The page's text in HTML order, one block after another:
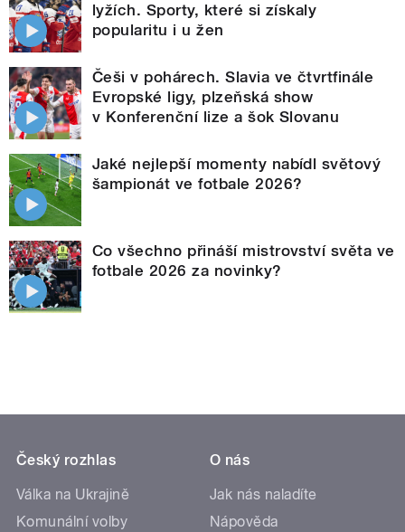
lyžích. Sporty, které si získaly
popularitu i u žen
Češi v pohárech. Slavia ve čtvrtfinále
Evropské ligy, plzeňská show
v Konferenční lize a šok Slovanu
Jaké nejlepší momenty nabídl světový
šampionát ve fotbale 2026?
Co všechno přináší mistrovství světa ve
fotbale 2026 za novinky?
Český rozhlas
Válka na Ukrajině
Komunální volby
O nás
Jak nás naladíte
Nápověda